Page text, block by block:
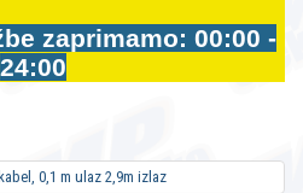
zaprimamo: 00:00 -
24:00